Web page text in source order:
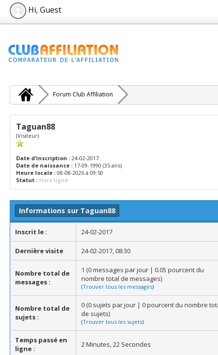
Hi, Guest
Forum Club Affiliation
Taguan88
(Visiteur)
Date d’inscription : 24-02-2017
Date de naissance : 17-09-1990 (35 ans)
Heure locale : 08-08-2026 à 09:50
Statut : Hors ligne
Informations sur Taguan88
Inscrit le : 24-02-2017
Dernière visite 24-02-2017, 08:30
Nombre total de
messages :
1 (0 messages par jour | 0.05 pourcent du
nombre total de messages)
(Trouver tous les messages)
Nombre total de
sujets :
0 (0 sujets par jour | 0 pourcent du nombre
de sujets)
(Trouver tous les sujets)
Temps passé en
ligne :
2 Minutes, 22 Secondes